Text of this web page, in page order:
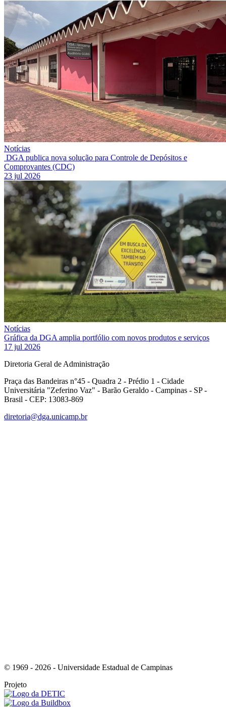
Notícias
DGA publica nova solução para Controle de Depósitos e
Comprovantes (CDC)
23 jul 2026
Notícias
Gráfica da DGA amplia portfólio com novos produtos e serviços
17 jul 2026
Diretoria Geral de Administração
Praça das Bandeiras n°45 - Quadra 2 - Prédio 1 - Cidade
Universitária "Zeferino Vaz" - Barão Geraldo - Campinas - SP -
Brasil - CEP: 13083-869
diretoria@dga.unicamp.br
© 1969 - 2026 - Universidade Estadual de Campinas
Projeto